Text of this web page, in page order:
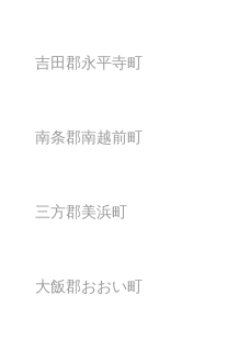
吉田郡永平寺町
南条郡南越前町
三方郡美浜町
大飯郡おおい町